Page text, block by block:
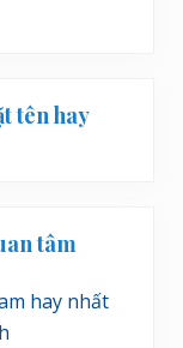
tên hay
tâm
hay nhất